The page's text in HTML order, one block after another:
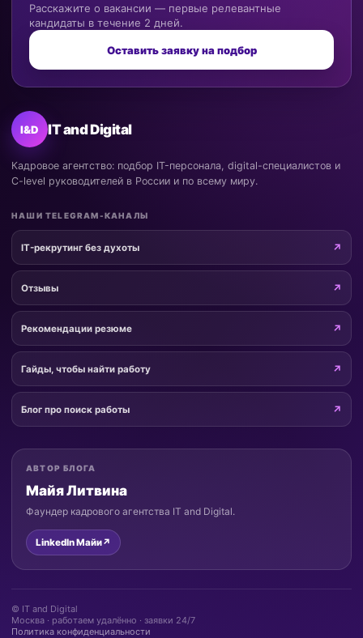
Расскажите о вакансии — первые релевантные
кандидаты в течение 2 дней.
Оставить заявку на подбор
I&D IT and Digital
Кадровое агентство: подбор IT-персонала, digital-специалистов и
C-level руководителей в России и по всему миру.
НАШИ TELEGRAM-КАНАЛЫ
IT-рекрутинг без духоты
Отзывы
Рекомендации резюме
Гайды, чтобы найти работу
Блог про поиск работы
АВТОР БЛОГА
Майя Литвина
Фаундер кадрового агентства IT and Digital.
LinkedIn Майи↗
© IT and Digital
Москва · работаем удалённо · заявки 24/7
Политика конфиденциальности